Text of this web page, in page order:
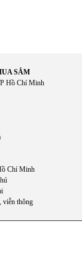
SẮM
Hồ Chí Minh
Chí Minh
viễn thông